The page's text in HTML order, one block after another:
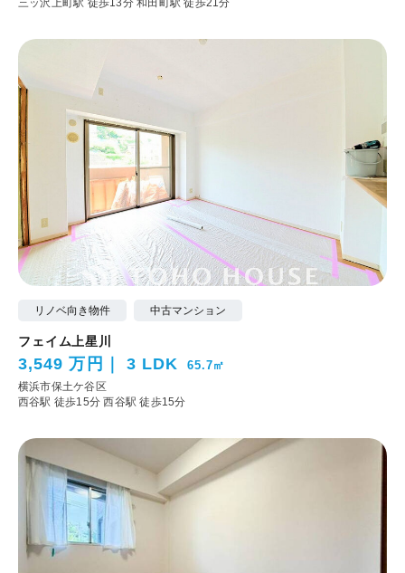
三ッ沢上町駅 徒歩13分和田町駅 徒歩21分
リノベ向き物件 中古マンション
フェイム上星川
3,549 万円 3 LDK 65.7㎡
横浜市保土ケ谷区
西谷駅 徒歩15分西谷駅 徒歩15分